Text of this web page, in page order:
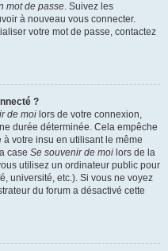
mot de passe. Suivez les
à nouveau vous connecter.
votre mot de passe, contactez
?
de moi lors de votre connexion,
durée déterminée. Cela empêche
à votre insu en utilisant le même
case Se souvenir de moi lors de la
utilisez un ordinateur public pour
université, etc.). Si vous ne voyez
du forum a désactivé cette